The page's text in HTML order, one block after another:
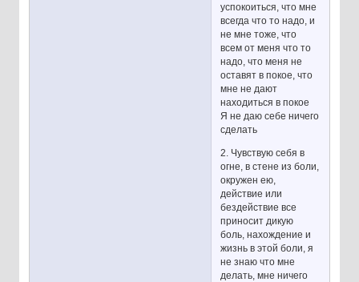
успокоиться, что мне
всегда что то надо, и
не мне тоже, что
всем от меня что то
надо, что меня не
оставят в покое, что
мне не дают
находиться в покое
Я не даю себе ничего
сделать
2. Чувствую себя в
огне, в стене из боли,
окружен ею,
действие или
бездействие все
приносит дикую
боль, нахождение и
жизнь в этой боли, я
не знаю что мне
делать, мне ничего